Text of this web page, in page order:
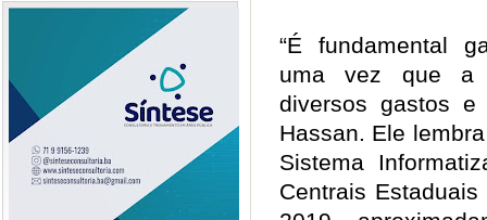
“É fundamental
uma vez que a
diversos gastos e
Hassan. Ele
Sistema
Centrais